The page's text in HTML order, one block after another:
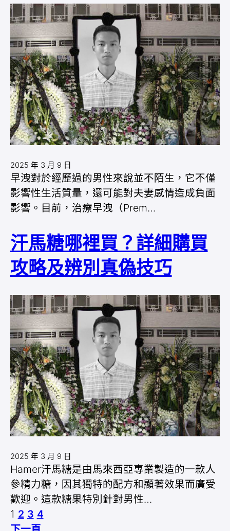
2025 年 3 月 9 日
早洩對於經歷過的男性來說並不陌生，它不僅
影響性生活質量，還可能對夫妻感情造成負面
影響。目前，治療早洩（Prem…
汗馬糖哪裡買？詳細購買
攻略及辨別真偽技巧
2025 年 3 月 9 日
Hamer汗馬糖是由馬來西亞專業製造的一款人
參精力糖，因其獨特的配方和顯著效果而廣受
歡迎。這款糖果特別針對男性…
1 2 3 4